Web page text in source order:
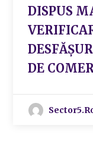
DISPUS
DE